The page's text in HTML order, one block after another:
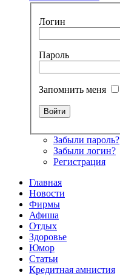
Логин
Пароль
Запомнить меня
Забыли пароль?
Забыли логин?
Регистрация
Главная
Новости
Фирмы
Афиша
Отдых
Здоровье
Юмор
Статьи
Кредитная амнистия